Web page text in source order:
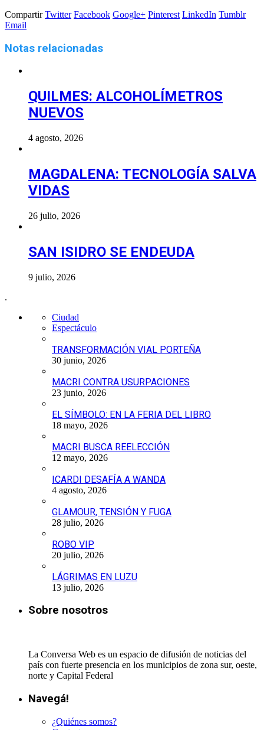
Compartir Twitter Facebook Google+ Pinterest LinkedIn Tumblr
Email
Notas relacionadas
QUILMES: ALCOHOLÍMETROS
NUEVOS
4 agosto, 2026
MAGDALENA: TECNOLOGÍA SALVA
VIDAS
26 julio, 2026
SAN ISIDRO SE ENDEUDA
9 julio, 2026
.
Ciudad
Espectáculo
TRANSFORMACIÓN VIAL PORTEÑA
30 junio, 2026
MACRI CONTRA USURPACIONES
23 junio, 2026
EL SÍMBOLO: EN LA FERIA DEL LIBRO
18 mayo, 2026
MACRI BUSCA REELECCIÓN
12 mayo, 2026
ICARDI DESAFÍA A WANDA
4 agosto, 2026
GLAMOUR, TENSIÓN Y FUGA
28 julio, 2026
ROBO VIP
20 julio, 2026
LÁGRIMAS EN LUZU
13 julio, 2026
Sobre nosotros
La Conversa Web es un espacio de difusión de noticias del
país con fuerte presencia en los municipios de zona sur, oeste,
norte y Capital Federal
Navegá!
¿Quiénes somos?